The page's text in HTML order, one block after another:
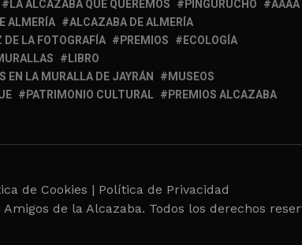
LA ALCAZABA QUE QUEREMOS PINGURUCHO
AAAA
ALMERÍA
ALCAZABA DE ALMERÍA
LA FOTOGRAFÍA
PREMIOS
ECOLOGÍA
LIBRO
EN LA MURALLA DE JAYRÁN
MUSEOS
PATRIMONIO CULTURAL PREMIOS ALCAZABA
de Cookies | Política de Privacidad
de la Alcazaba. Todos los derechos